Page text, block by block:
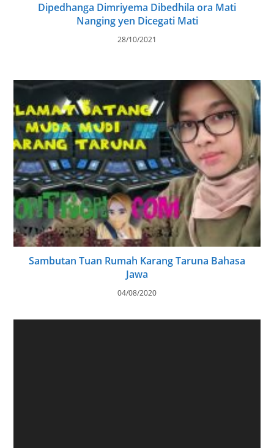
Dipedhanga Dimriyema Dibedhila ora Mati
Nanging yen Dicegati Mati
28/10/2021
Sambutan Tuan Rumah Karang Taruna Bahasa
Jawa
04/08/2020